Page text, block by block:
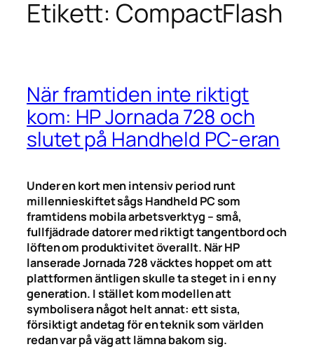
Etikett: CompactFlash
När framtiden inte riktigt
kom: HP Jornada 728 och
slutet på Handheld PC-eran
Under en kort men intensiv period runt
millennieskiftet sågs Handheld PC som
framtidens mobila arbetsverktyg – små,
fullfjädrade datorer med riktigt tangentbord och
löften om produktivitet överallt. När HP
lanserade Jornada 728 väcktes hoppet om att
plattformen äntligen skulle ta steget in i en ny
generation. I stället kom modellen att
symbolisera något helt annat: ett sista,
försiktigt andetag för en teknik som världen
redan var på väg att lämna bakom sig.